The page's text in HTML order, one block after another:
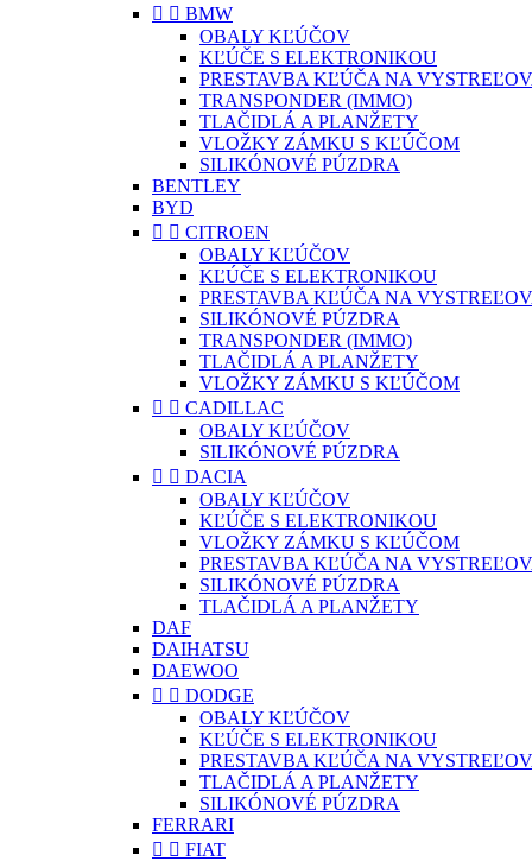
  BMW
OBALY KĽÚČOV
KĽÚČE S ELEKTRONIKOU
PRESTAVBA KĽÚČA NA
TRANSPONDER (IMMO)
TLAČIDLÁ A PLANŽETY
VLOŽKY ZÁMKU S KĽÚČOM
SILIKÓNOVÉ PÚZDRA
BENTLEY
BYD
  CITROEN
OBALY KĽÚČOV
KĽÚČE S ELEKTRONIKOU
PRESTAVBA KĽÚČA NA
SILIKÓNOVÉ PÚZDRA
TRANSPONDER (IMMO)
TLAČIDLÁ A PLANŽETY
VLOŽKY ZÁMKU S KĽÚČOM
  CADILLAC
OBALY KĽÚČOV
SILIKÓNOVÉ PÚZDRA
  DACIA
OBALY KĽÚČOV
KĽÚČE S ELEKTRONIKOU
VLOŽKY ZÁMKU S KĽÚČOM
PRESTAVBA KĽÚČA NA
SILIKÓNOVÉ PÚZDRA
TLAČIDLÁ A PLANŽETY
DAF
DAIHATSU
DAEWOO
  DODGE
OBALY KĽÚČOV
KĽÚČE S ELEKTRONIKOU
PRESTAVBA KĽÚČA NA
TLAČIDLÁ A PLANŽETY
SILIKÓNOVÉ PÚZDRA
FERRARI
  FIAT